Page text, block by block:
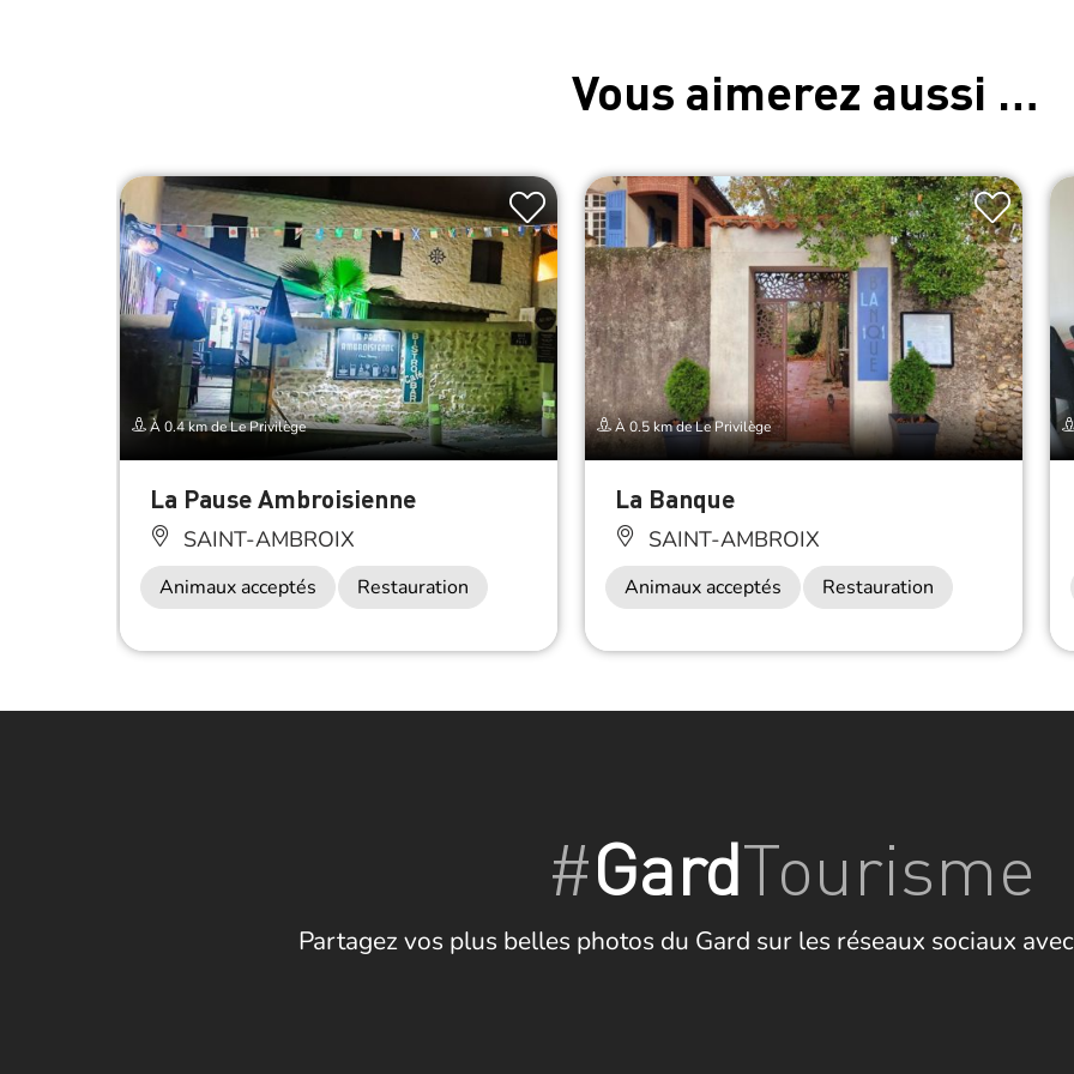
Vous aimerez aussi …
À 0.4 km de Le Privilège
La Pause Ambroisienne
SAINT-AMBROIX
Animaux acceptés Restauration
À 0.5 km de Le Privilège
La Banque
SAINT-AMBROIX
Animaux acceptés Restauration
#GardTourisme
Partagez vos plus belles photos du Gard sur les réseaux sociaux